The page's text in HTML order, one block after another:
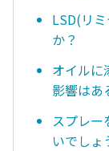
LSD(リ
か？
オイルに
影響はあ
スプレー
いでしょ